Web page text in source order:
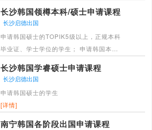
长沙韩国领樽本科/硕士申请课程
长沙启德出国
申请韩国硕士的TOPIK5级以上，正规本科
毕业证、学士学位的学生； 申请韩国本科
等学历者、本科在读学生
长沙韩国学睿硕士申请课程
长沙启德出国
申请韩国硕士的学生
[详情]
南宁韩国各阶段出国申请课程